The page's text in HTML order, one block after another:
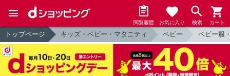
閲覧履歴 お気に入り 検索 カート
トップページ キッズ・ベビー・マタニティ ベビー ベビー服